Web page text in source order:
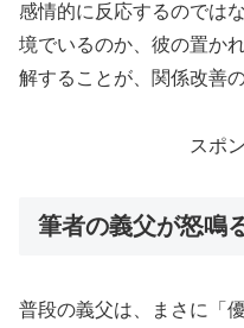
感情的に反応するのでは
境でいるのか、彼の置か
解することが、関係改善
スポ
筆者の義父が怒鳴
普段の義父は、まさに「